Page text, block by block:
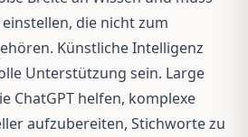
die nicht zum
Künstliche Intelligenz
Unterstützung sein. Large
ChatGPT helfen, komplexe
aufzubereiten, Stichworte zu